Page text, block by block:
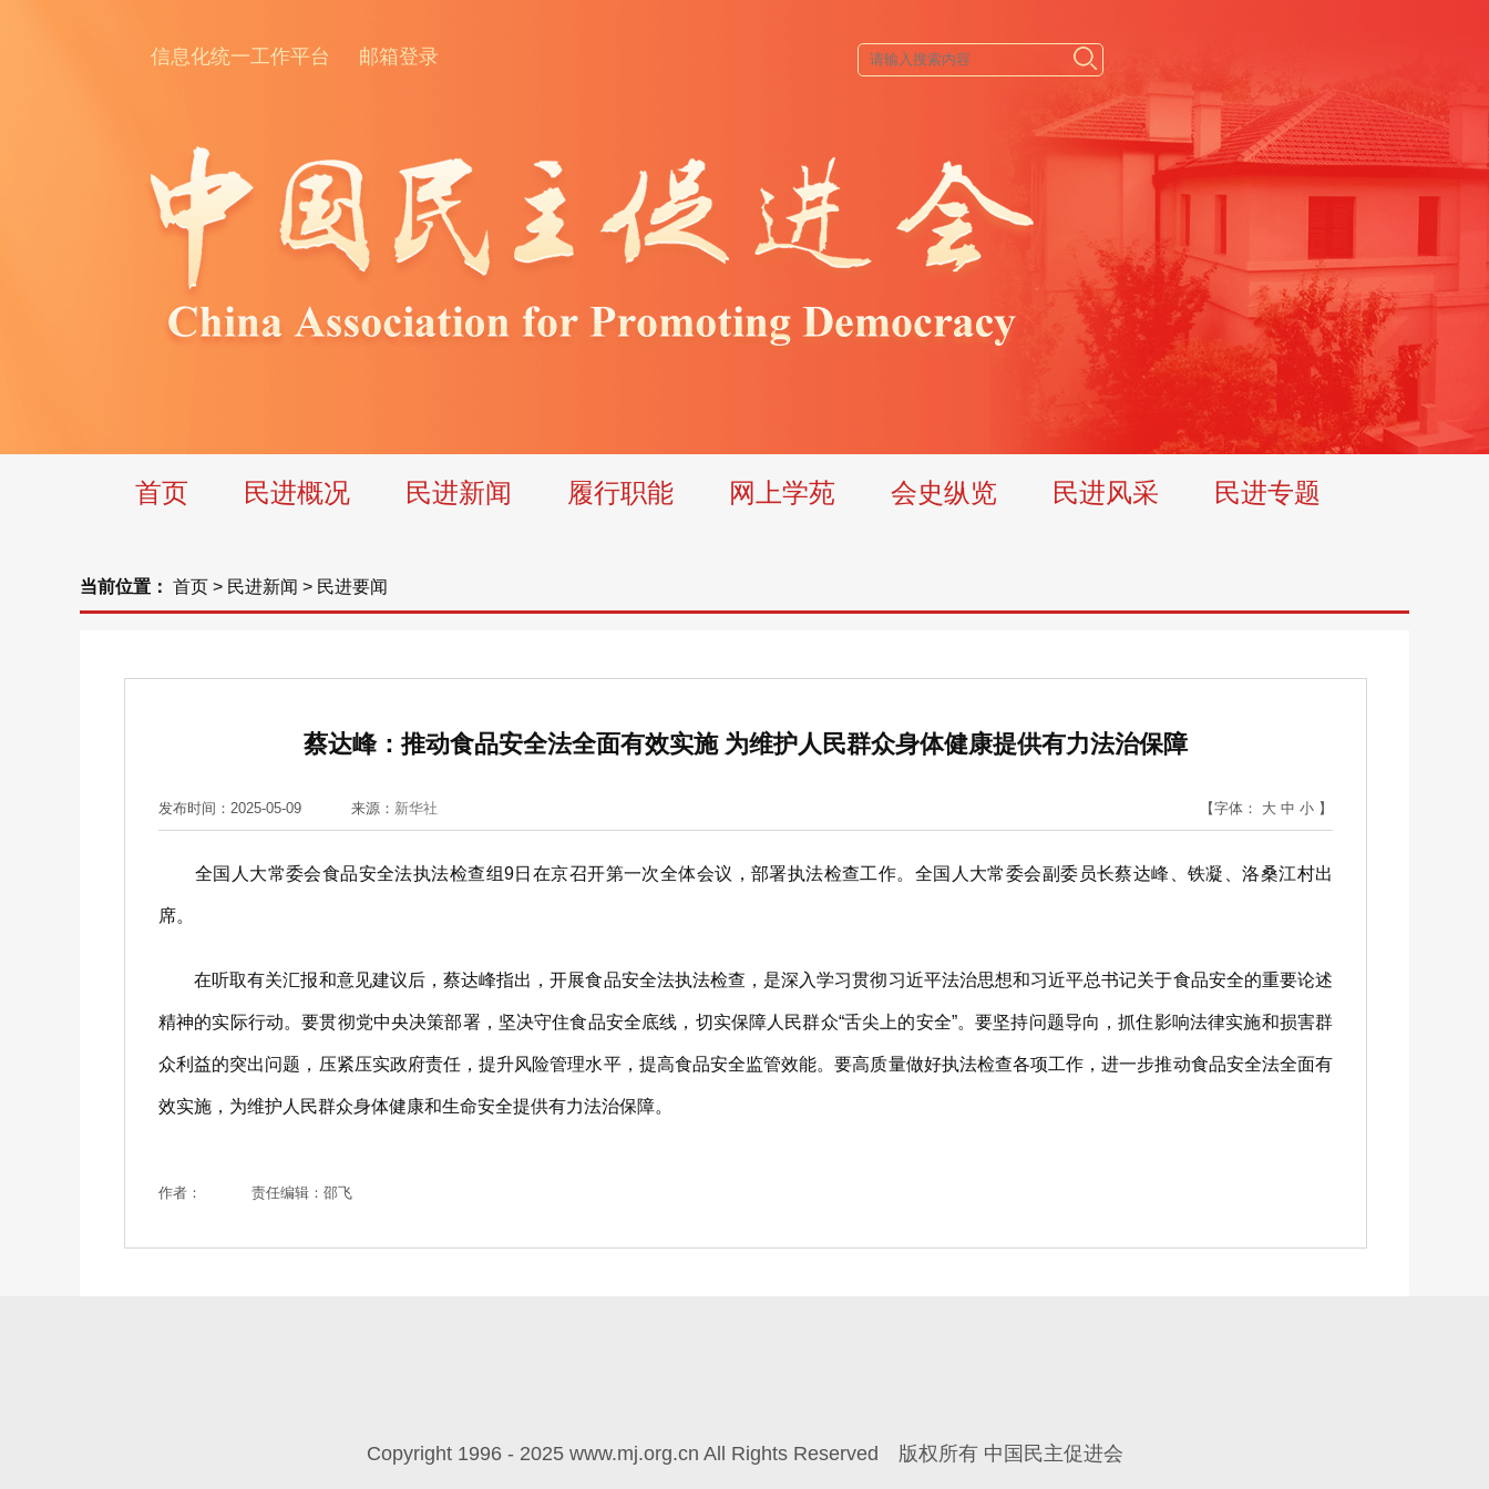
信息化统一工作平台 邮箱登录
首页 民进概况 民进新闻 履行职能 网上学苑 会史纵览 民进风采 民进专题
当前位置： 首页 > 民进新闻 > 民进要闻
蔡达峰：推动食品安全法全面有效实施 为维护人民群众身体健康提供有力法治保障
发布时间：2025-05-09 来源： 新华社 【字体： 大 中 小 】
全国人大常委会食品安全法执法检查组9日在京召开第一次全体会议，部署执法检查工作。全国人大常委会副委员长蔡达峰、铁凝、洛桑江村出
席。
在听取有关汇报和意见建议后，蔡达峰指出，开展食品安全法执法检查，是深入学习贯彻习近平法治思想和习近平总书记关于食品安全的重要论述
精神的实际行动。要贯彻党中央决策部署，坚决守住食品安全底线，切实保障人民群众“舌尖上的安全”。要坚持问题导向，抓住影响法律实施和损害群
众利益的突出问题，压紧压实政府责任，提升风险管理水平，提高食品安全监管效能。要高质量做好执法检查各项工作，进一步推动食品安全法全面有
效实施，为维护人民群众身体健康和生命安全提供有力法治保障。
作者： 责任编辑：邵飞
Copyright 1996 - 2025 www.mj.org.cn All Rights Reserved 版权所有 中国民主促进会